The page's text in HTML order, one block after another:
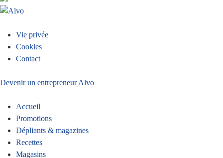
Menu
Pied
de
page
Vie privée
Cookies
Contact
Devenir un entrepreneur Alvo
Accueil
Promotions
Dépliants & magazines
Recettes
Magasins